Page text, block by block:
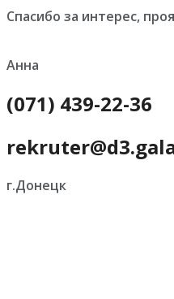
Спасибо за интерес,
Анна
(071) 439-22-36
г.Донецк